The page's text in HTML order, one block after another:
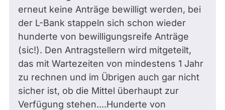
Spenden
erneut keine Anträge bewilligt werden, bei
der L-Bank stappeln sich schon wieder
hunderte von bewilligungsreife Anträge
(sic!). Den Antragstellern wird mitgeteilt,
das mit Wartezeiten von mindestens 1 Jahr
zu rechnen und im Übrigen auch gar nicht
sicher ist, ob die Mittel überhaupt zur
Verfügung stehen....Hunderte von